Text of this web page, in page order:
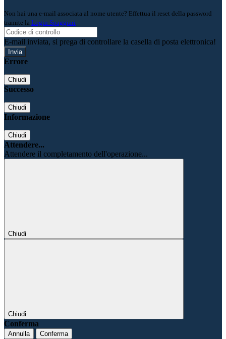
Non hai una e-mail associata al nome utente? Effettua il reset della password
tramite la Login Spaggiari
E-mail inviata, si prega di controllare la casella di posta elettronica!
Errore
Chiudi
Successo
Chiudi
Informazione
Chiudi
Attendere...
Attendere il completamento dell'operazione...
Chiudi
Chiudi
Conferma
Annulla Conferma